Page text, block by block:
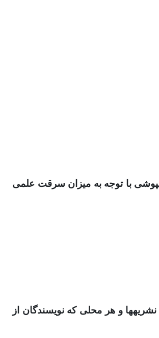
موارد سرقت علمی توسط مسئولان نشریه بررسی و برای حراست از اعتبار و زحمات دیگر پژوهشگران، بدون هیچ تساهل و چشم‎پوشی با توجه به میزان سرقت علمی
-مراتب طی یک نامه رسمی به وزارت علوم، تحقیقات و فناوری، پایگاه استنادی علوم جهان اسلام (ISC)، دانشگاه‎ها، موسسه‎ها، نشریه‎ها و هر محلی که نویسندگان از